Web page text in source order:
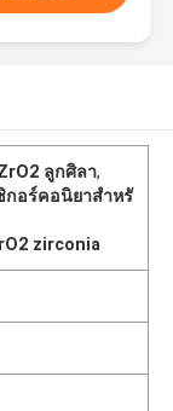
ลูกศิลา,
กอร์คอนิยาสําหรั
zirconia